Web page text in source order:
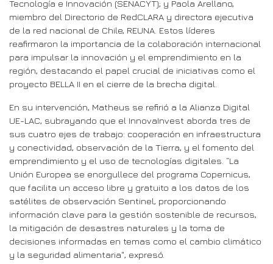
Tecnología e Innovación (SENACYT); y Paola Arellano,
miembro del Directorio de RedCLARA y directora ejecutiva
de la red nacional de Chile, REUNA. Estos líderes
reafirmaron la importancia de la colaboración internacional
para impulsar la innovación y el emprendimiento en la
región, destacando el papel crucial de iniciativas como el
proyecto BELLA II en el cierre de la brecha digital.
En su intervención, Matheus se refirió a la Alianza Digital
UE-LAC, subrayando que el InnovaInvest aborda tres de
sus cuatro ejes de trabajo: cooperación en infraestructura
y conectividad, observación de la Tierra, y el fomento del
emprendimiento y el uso de tecnologías digitales. “La
Unión Europea se enorgullece del programa Copernicus,
que facilita un acceso libre y gratuito a los datos de los
satélites de observación Sentinel, proporcionando
información clave para la gestión sostenible de recursos,
la mitigación de desastres naturales y la toma de
decisiones informadas en temas como el cambio climático
y la seguridad alimentaria", expresó.